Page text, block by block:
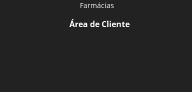
Farmácias
Área de Cliente